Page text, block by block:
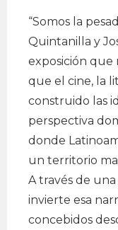
“Somos la
Quintanilla y
exposición que
que el cine, la
construido las
perspectiva
donde
un territorio
A través de
invierte esa
concebidos